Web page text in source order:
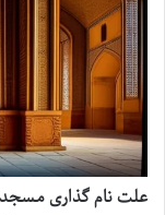
علت نام گذاری